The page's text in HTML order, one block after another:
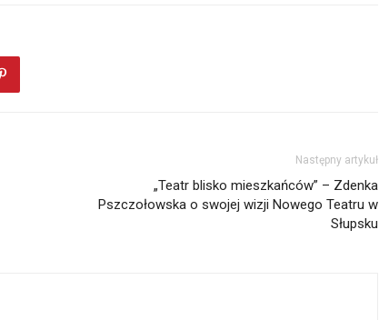
Następny artykuł
„Teatr blisko mieszkańców” – Zdenka
Pszczołowska o swojej wizji Nowego Teatru w
Słupsku